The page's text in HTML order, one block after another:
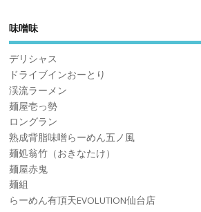
味噌味
デリシャス
ドライブインおーとり
渓流ラーメン
麺屋壱っ勢
ロングラン
熟成背脂味噌らーめん五ノ風
麺処翁竹（おきなたけ）
麺屋赤鬼
麺組
らーめん有頂天EVOLUTION仙台店